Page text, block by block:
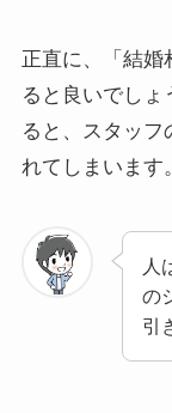
正直に、「結婚
ると良いでしょ
ると、スタッフ
れてしまいます。
人
の
引